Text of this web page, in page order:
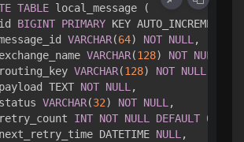
TABLE local_message (
BIGINT PRIMARY KEY AUTO_INCREMENT,
VARCHAR(64) NOT NULL ,
VARCHAR(128) NOT NULL
VARCHAR(128) NOT NULL
TEXT
NOT NULL ,
VARCHAR(32) NOT NULL ,
INT NOT NULL DEFAULT 0
DATETIME
NULL ,